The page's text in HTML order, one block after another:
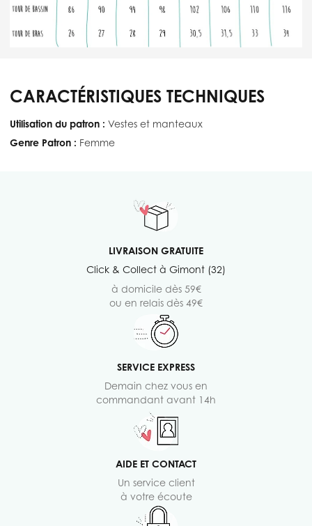
CARACTÉRISTIQUES TECHNIQUES
Utilisation du patron : Vestes et manteaux
Genre Patron : Femme
LIVRAISON GRATUITE
Click & Collect à Gimont (32)
à domicile dès 59€
ou en relais dès 49€
SERVICE EXPRESS
Demain chez vous en
commandant avant 14h
AIDE ET CONTACT
Un service client
à votre écoute